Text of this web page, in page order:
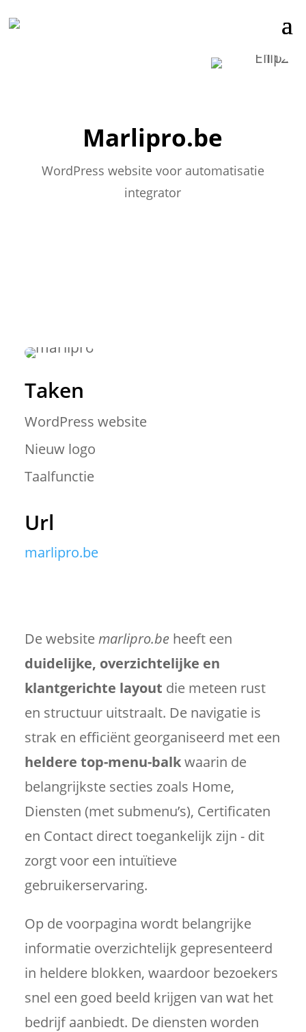
Marlipro.be
WordPress website voor automatisatie
integrator
Taken
WordPress website
Nieuw logo
Taalfunctie
Url
marlipro.be
De websitemarlipro.beheeft een
duidelijke, overzichtelijke en
klantgerichte layout die meteen rust
en structuur uitstraalt. De navigatie is
strak en efficiënt georganiseerd met een
heldere top-menu-balkwaarin de
belangrijkste secties zoals Home,
Diensten (met submenu’s), Certificaten
en Contact direct toegankelijk zijn - dit
zorgt voor een intuïtieve
gebruikerservaring.
Op de voorpagina wordt belangrijke
informatie overzichtelijk gepresenteerd
in heldere blokken, waardoor bezoekers
snel een goed beeld krijgen van wat het
bedrijf aanbiedt. De diensten worden